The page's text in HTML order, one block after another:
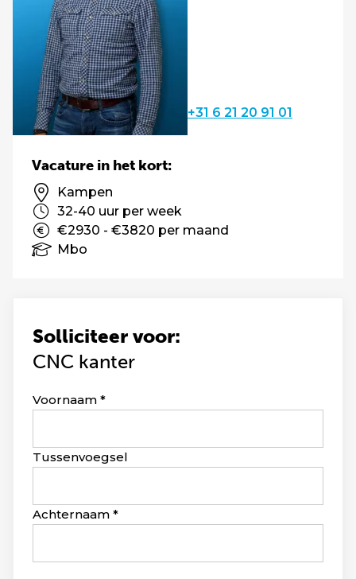
+31 6 21 20 91 01
Solliciteer voor:
CNC kanter
Leave
blank
Voornaam
Tussenvoegsel
Achternaam
Vacature in het kort:
Kampen
32-40 uur per week
€2930 - €3820 per maand
Mbo